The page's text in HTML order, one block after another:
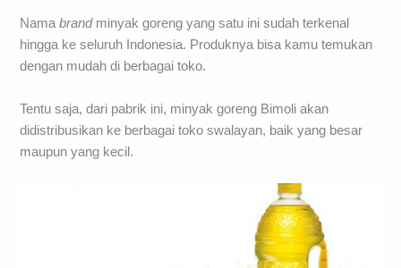
Namabrand minyak goreng yang satu ini sudah terkenal
hingga ke seluruh Indonesia. Produknya bisa kamu temukan
dengan mudah di berbagai toko.
Tentu saja, dari pabrik ini, minyak goreng Bimoli akan
didistribusikan ke berbagai toko swalayan, baik yang besar
maupun yang kecil.